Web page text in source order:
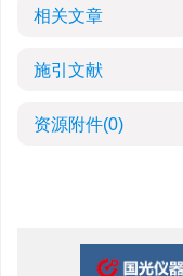
相关文章
施引文献
资源附件(0)